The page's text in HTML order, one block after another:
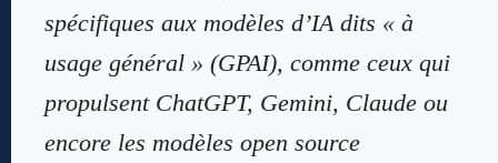
spécifiques aux modèles d’IA dits « à
usage général » (GPAI), comme ceux qui
propulsent ChatGPT, Gemini, Claude ou
encore les modèles open source